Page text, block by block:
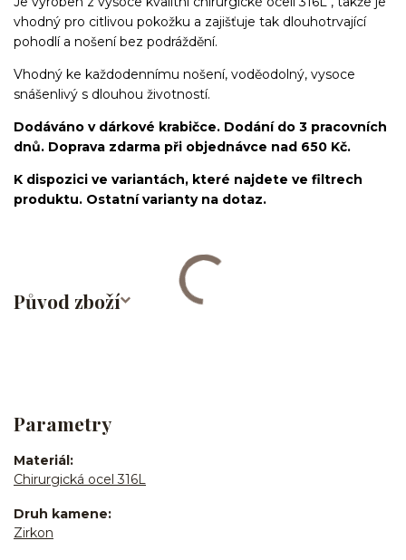
vhodný pro citlivou pokožku a zajišťuje tak dlouhotrvající
pohodlí a nošení bez podráždění.
Vhodný ke každodennímu nošení, voděodolný, vysoce
snášenlivý s dlouhou životností.
Dodáváno v dárkové krabičce. Dodání do 3 pracovních
dnů. Doprava zdarma při objednávce nad 650 Kč.
K dispozici ve variantách, které najdete ve filtrech
produktu. Ostatní varianty na dotaz.
Původ zboží
Parametry
Materiál
Chirurgická ocel 316L
Druh kamene
Zirkon